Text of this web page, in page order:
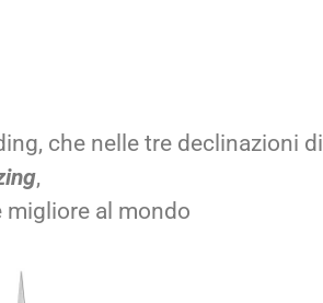
che nelle tre declinazioni di
,
migliore al mondo